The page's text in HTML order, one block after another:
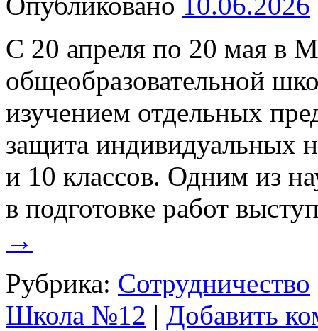
С 20 апреля по 20 мая в
общеобразовательной
изучением отдельных
защита индивидуальных
и 10 классов. Одним из
в подготовке работ
→
Рубрика: Сотрудничество
Школа №12 | Добавить